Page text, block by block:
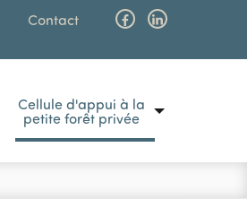
Cellule d'appui à la
petite forêt privée
Contact FacebookLinkedin